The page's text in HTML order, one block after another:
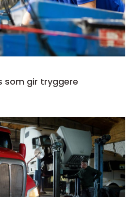
som gir tryggere